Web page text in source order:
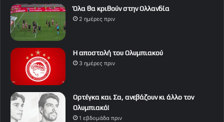
Όλα θα κριθούν στην Ολλανδία
2 ημέρες πριν
Η αποστολή του Ολυμπιακού
3 ημέρες πριν
Ορτέγκα και Σα, ανεβάζουν κι άλλο τον
Ολυμπιακό!
1 εβδομάδα πριν